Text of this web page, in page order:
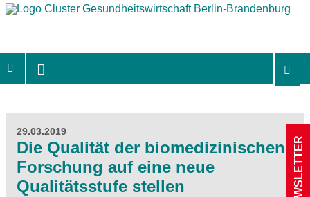
29.03.2019
Die Qualität der biomedizinischen
Forschung auf eine neue
Qualitätsstufe stellen
NEWSLETTER